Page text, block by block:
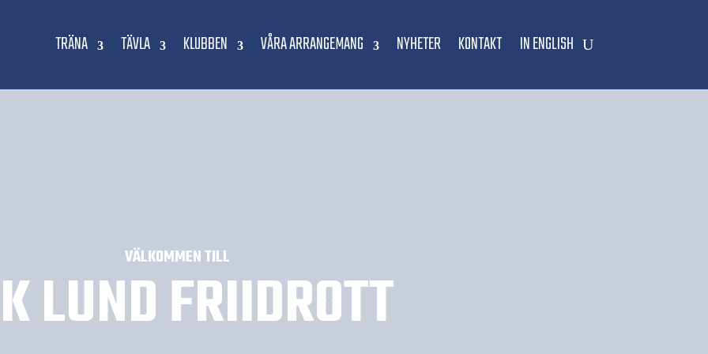
TRÄNA TÄVLA KLUBBEN VÅRA ARRANGEMANG NYHETER KONTAKT IN ENGLISH
VÄLKOMMEN TILL
LUND FRIIDROTT